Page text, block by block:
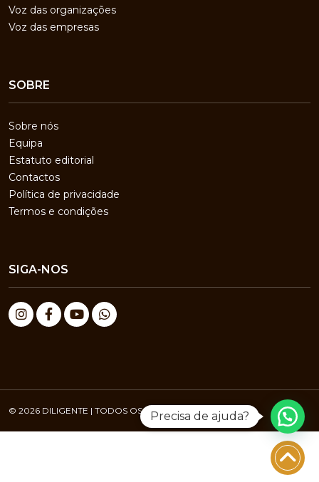
Voz das organizações
Voz das empresas
SOBRE
Sobre nós
Equipa
Estatuto editorial
Contactos
Política de privacidade
Termos e condições
SIGA-NOS
© 2026 DILIGENTE | TODOS OS DIREITOS RESERVADOS
Precisa de ajuda?